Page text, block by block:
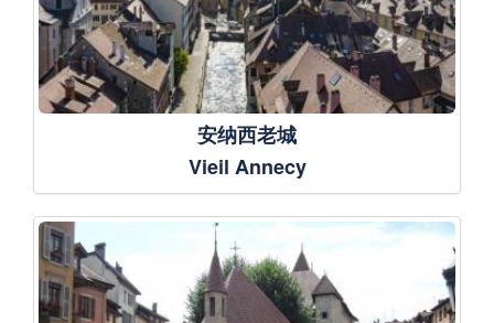
安纳西老城
Vieil Annecy